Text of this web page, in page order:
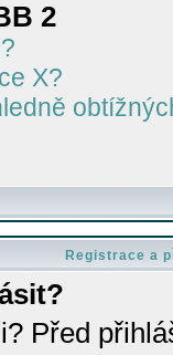
2
X?
Registrace a
Před